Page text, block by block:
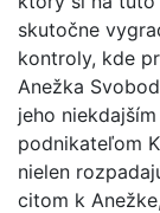
skutočne
kontroly, kde
Anežka
jeho
podnikateľom
nielen
citom k